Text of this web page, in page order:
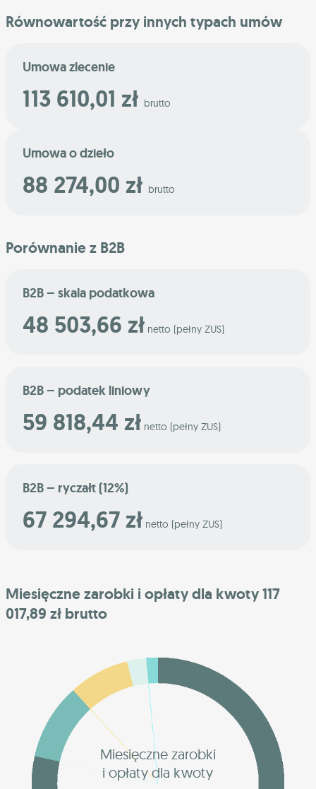
Równowartość przy innych typach umów
Umowa zlecenie
113 610,01 zł brutto
Umowa o dzieło
88 274,00 zł brutto
Porównanie z B2B
B2B – skala podatkowa
48 503,66 zł netto (pełny ZUS)
B2B – podatek liniowy
59 818,44 zł netto (pełny ZUS)
B2B – ryczałt (12%)
67 294,67 zł netto (pełny ZUS)
Miesięczne zarobki i opłaty dla kwoty 117
017,89 zł brutto
Miesięczne zarobki
i opłaty dla kwoty